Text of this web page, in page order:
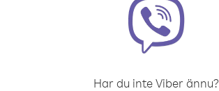
Har du inte Viber ännu?